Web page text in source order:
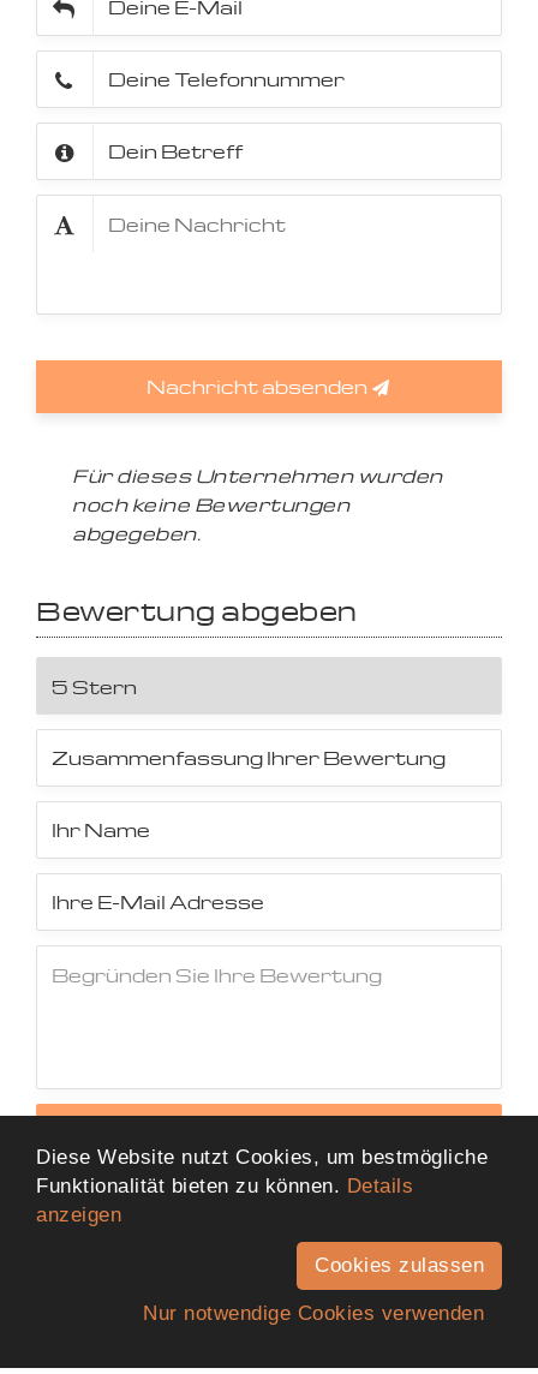
Nachricht absenden
Für dieses Unternehmen wurden
noch keine Bewertungen
abgegeben.
Bewertung abgeben
Diese Website nutzt Cookies, um bestmögliche
Funktionalität bieten zu können. Details
anzeigen
Cookies zulassen
Nur notwendige Cookies verwenden